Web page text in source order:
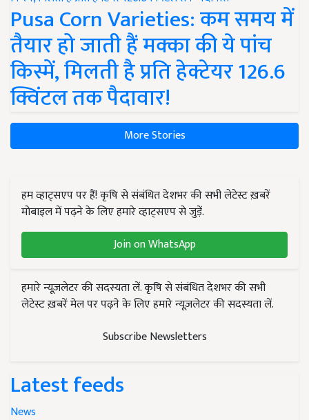
Pusa Corn Varieties: कम समय में
तैयार हो जाती हैं मक्का की ये पांच
किस्में, मिलती है प्रति हेक्टेयर 126.6
क्विंटल तक पैदावार!
More Stories
हम व्हाट्सएप पर हैं! कृषि से संबंधित देशभर की सभी लेटेस्ट ख़बरें
मोबाइल में पढ़ने के लिए हमारे व्हाट्सएप से जुड़ें.
Join on WhatsApp
हमारे न्यूज़लेटर की सदस्यता लें. कृषि से संबंधित देशभर की सभी
लेटेस्ट ख़बरें मेल पर पढ़ने के लिए हमारे न्यूज़लेटर की सदस्यता लें.
Subscribe Newsletters
Latest feeds
News